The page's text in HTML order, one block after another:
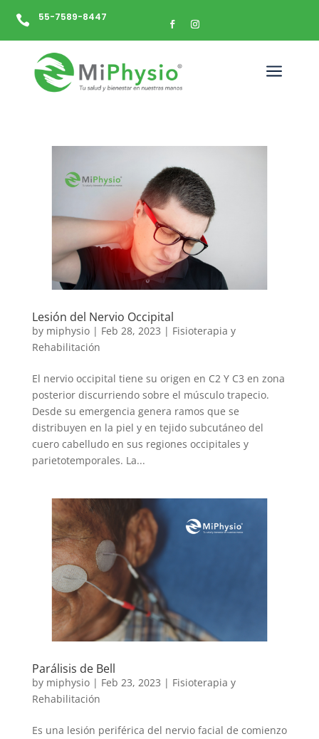
 55-7589-8447
a
Lesión del Nervio Occipital
by miphysio| Feb 28, 2023 | Fisioterapia y
Rehabilitación
El nervio occipital tiene su origen en C2 Y C3 en zona
posterior discurriendo sobre el músculo trapecio.
Desde su emergencia genera ramos que se
distribuyen en la piel y en tejido subcutáneo del
cuero cabelludo en sus regiones occipitales y
parietotemporales. La...
Parálisis de Bell
by miphysio| Feb 23, 2023 | Fisioterapia y
Rehabilitación
Es una lesión periférica del nervio facial de comienzo